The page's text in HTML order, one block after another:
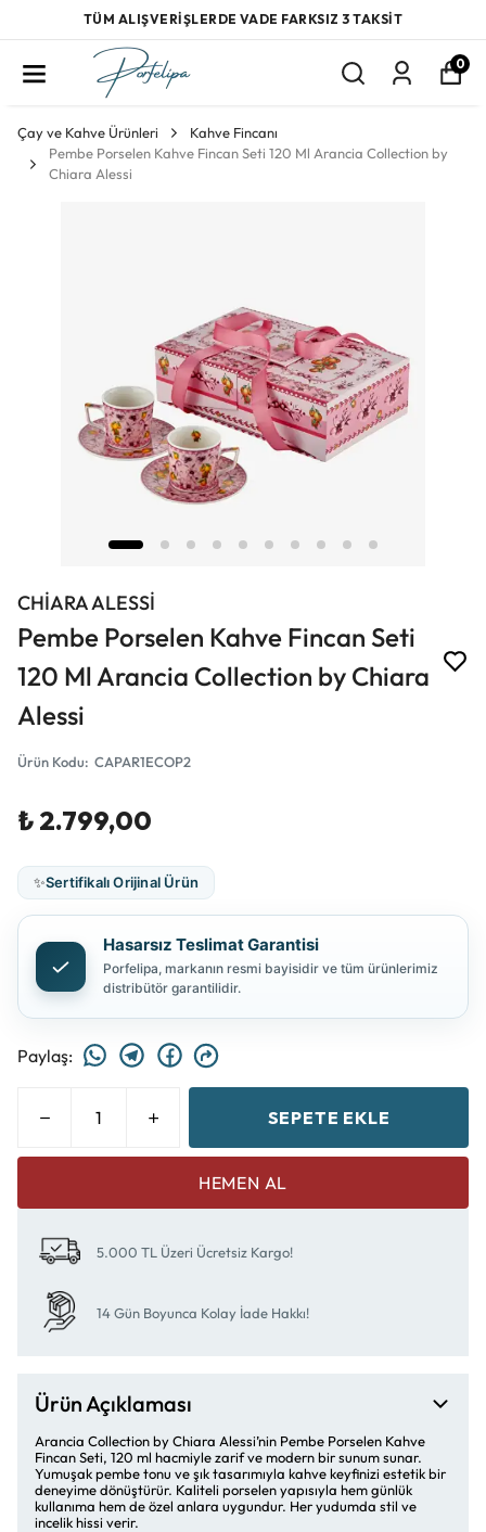
TÜM ALIŞVERİŞLERDE VADE FARKSIZ 3 TAKSİT
0
Çay ve Kahve Ürünleri
Kahve Fincanı
Pembe Porselen Kahve Fincan Seti 120 Ml Arancia Collection by
Chiara Alessi
CHİARA ALESSİ
Pembe Porselen Kahve Fincan Seti
120 Ml Arancia Collection by Chiara
Alessi
Ürün Kodu: CAPAR1ECOP2
₺ 2.799,00
✨Sertifikalı Orijinal Ürün
Hasarsız Teslimat Garantisi
Porfelipa, markanın resmi bayisidir ve tüm ürünlerimiz
distribütör garantilidir.
Paylaş:
SEPETE EKLE
HEMEN AL
5.000 TL Üzeri Ücretsiz Kargo!
14 Gün Boyunca Kolay İade Hakkı!
Ürün Açıklaması
Arancia Collection by Chiara Alessi’nin Pembe Porselen Kahve
Fincan Seti, 120 ml hacmiyle zarif ve modern bir sunum sunar.
Yumuşak pembe tonu ve şık tasarımıyla kahve keyfinizi estetik bir
deneyime dönüştürür. Kaliteli porselen yapısıyla hem günlük
kullanıma hem de özel anlara uygundur. Her yudumda stil ve
incelik hissi verir.